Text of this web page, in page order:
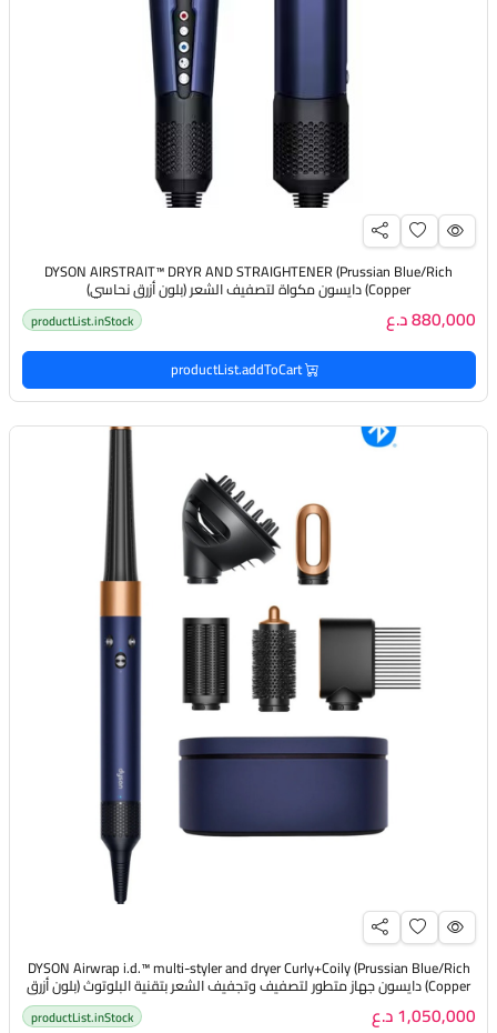
DYSON AIRSTRAIT™️ DRYR AND STRAIGHTENER (Prussian Blue/Rich
Copper) دايسون مكواة لتصفيف الشعر (بلون أزرق نحاسي)
880,000 د.ع productList.inStock
productList.addToCart
DYSON Airwrap i.d.™️ multi-styler and dryer Curly+Coily (Prussian Blue/Rich
Copper) دايسون جهاز متطور لتصفيف وتجفيف الشعر بتقنية البلوتوث (بلون أزرق
1,050,000 د.ع productList.inStock